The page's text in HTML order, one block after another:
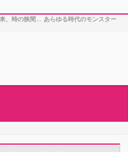
、時の狭間… あらゆる時代のモンスター